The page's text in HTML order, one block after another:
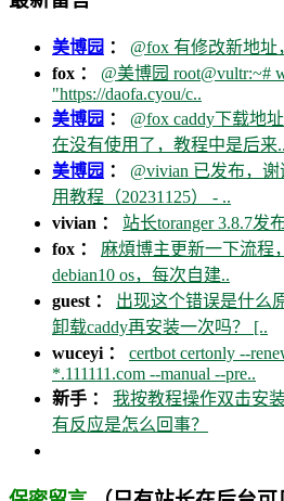
美博园 ： @fox 有修改新地址
fox ： @美博园 root@vultr:~#
"https://daofa.cyou/c..
美博园 ： @fox caddy下载地
在没有使用了，教程中是后来..
美博园 ： @vivian 已发布，谢
用教程（20231125） - ..
vivian ： 站长toranger 3.8.7发
fox ： 麻煩博主更新一下流程
debian10 os，每次自建..
guest ： 出现这个错误是什么
卸载caddy再安装一次吗？ [..
wuceyi ： certbot certonly --
*.111111.com --manual --pre..
新手 ： 我按教程操作双击安
有反应是怎么回事？